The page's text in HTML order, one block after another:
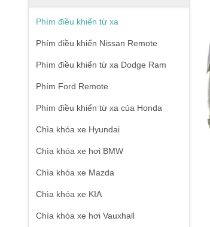
Phím điều khiển từ xa
Phím điều khiển Nissan Remote
Phím điều khiển từ xa Dodge Ram
Phím Ford Remote
Phím điều khiển từ xa của Honda
Chìa khóa xe Hyundai
Chìa khóa xe hơi BMW
Chìa khóa xe Mazda
Chìa khóa xe KIA
Chìa khóa xe hơi Vauxhall